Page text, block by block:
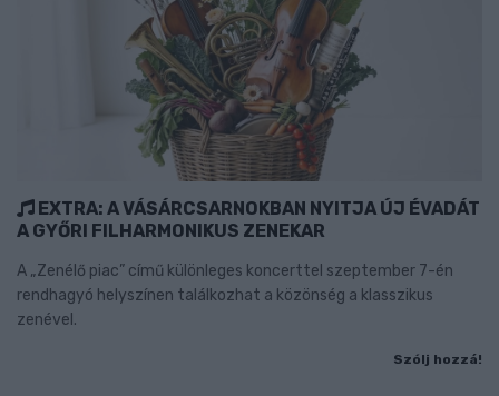
EXTRA: A VÁSÁRCSARNOKBAN NYITJA ÚJ ÉVADÁT
A GYŐRI FILHARMONIKUS ZENEKAR
A „Zenélő piac” című különleges koncerttel szeptember 7-én
rendhagyó helyszínen találkozhat a közönség a klasszikus
zenével.
Szólj hozzá!